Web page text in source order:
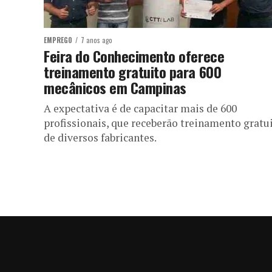
EMPREGO 7 anos ago
Feira do Conhecimento oferece
treinamento gratuito para 600
mecânicos em Campinas
A expectativa é de capacitar mais de 600
profissionais, que receberão treinamento
de diversos fabricantes.